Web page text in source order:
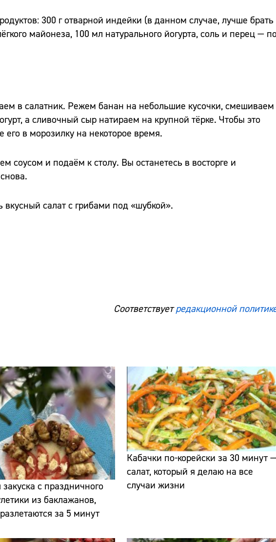
300 г отварной индейки (в данном случае, лучше брать
майонеза, 100 мл натурального йогурта, соль и перец —
в салатник. Режем банан на небольшие кусочки, смешиваем
а сливочный сыр натираем на крупной тёрке. Чтобы это
в морозилку на некоторое время.
соусом и подаём к столу. Вы останетесь в восторге и
вкусный салат с грибами под «шубкой».
Соответствуетредакционной
с праздничного
из баклажанов,
за 5 минут
Кабачки по-корейски за 30 минут
салат, который я делаю на все
случаи жизни